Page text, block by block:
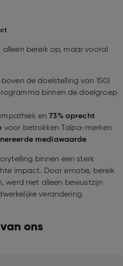
bereik op, maar vooral
boven de doelstelling van 150)
binnen de doelgroep
en73% oprecht
voor betrokken Talpa-merken
mediawaarde
binnen een sterk
impact. Door emotie, bereik
werd niet alleen bewustzijn
verandering
ons